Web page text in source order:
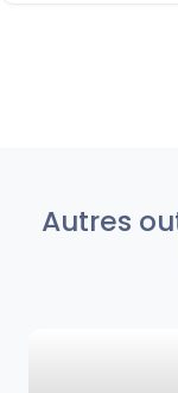
Autres